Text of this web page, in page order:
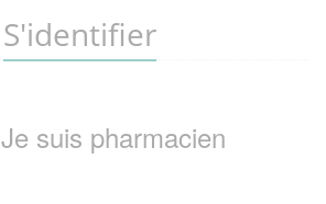
S'identifier
Je suis pharmacien